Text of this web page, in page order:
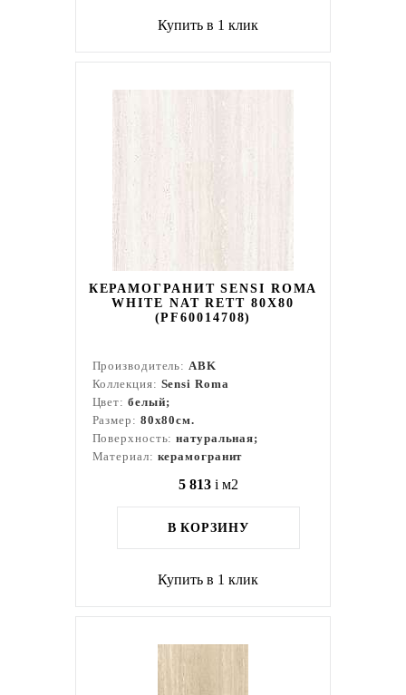
Купить в 1 клик
КЕРАМОГРАНИТ SENSI ROMA
WHITE NAT RETT 80X80
(PF60014708)
Производитель:ABK
Коллекция: Sensi Roma
Цвет: белый;
Размер: 80x80см.
Поверхность:натуральная;
Материал: керамогранит
5 813 i м2
В КОРЗИНУ
Купить в 1 клик